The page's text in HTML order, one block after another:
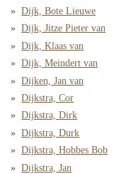
Dijk, Bote Lieuwe
Dijk, Jitze Pieter van
Dijk, Klaas van
Dijk, Meindert van
Dijken, Jan van
Dijkstra, Cor
Dijkstra, Dirk
Dijkstra, Durk
Dijkstra, Hobbes Bob
Dijkstra, Jan